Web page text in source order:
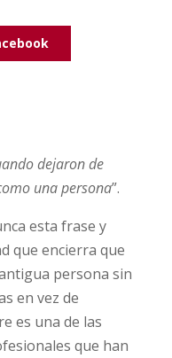
dejaron de
una persona”.
esta frase y
que encierra que
persona sin
en vez de
es una de las
que han